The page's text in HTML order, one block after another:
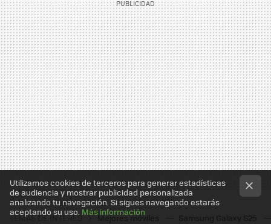
TEMAS DE INTERÉS Mejores móviles
Utilizamos cookies de terceros para generar estadísticas
de audiencia y mostrar publicidad personalizada
analizando tu navegación. Si sigues navegando estarás
aceptando su uso. Más información